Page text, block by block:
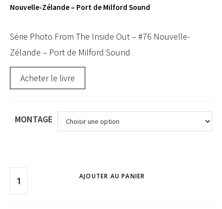
Nouvelle-Zélande – Port de Milford Sound
Série Photo From The Inside Out – #76 Nouvelle-
Zélande – Port de Milford Sound
Acheter le livre
MONTAGE
AJOUTER AU PANIER